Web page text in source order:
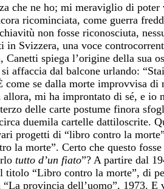
che ne ho; mi meraviglio di poter
ricominciata, come guerra
non fosse riconosciuta,
Svizzera, una voce
spiega l’origine della sua
affaccia dal balcone urlando:
se dalla morte improvvisa
mi ha improntato di sé, e io
delle carte postume finora
duemila cartelle dattiloscrite.
progetti di “libro contro la
la morte”. Certo che questo
tutto d’un fiato”? A partire dal
titolo “Libro contro la morte”, di
provincia dell’uomo”, 1973. E